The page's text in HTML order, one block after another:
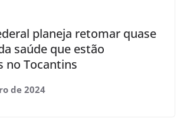
planeja retomar quase
saúde que estão
no Tocantins
de 2024